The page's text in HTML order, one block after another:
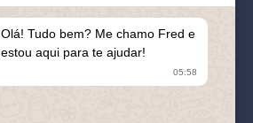
Parceiros
Olá! Tudo bem? Me chamo Fred e
estou aqui para te ajudar!
05:58